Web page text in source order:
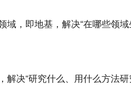
，即地基，解决“在哪些领
决“研究什么、用什么方法